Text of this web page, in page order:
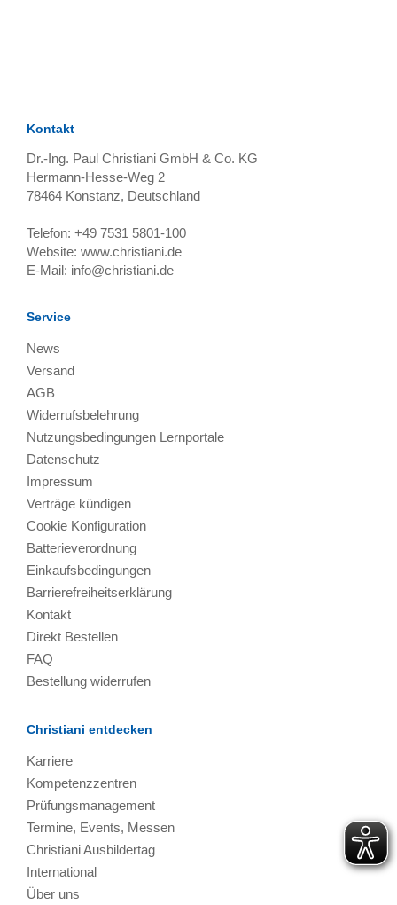
Kontakt
Dr.-Ing. Paul Christiani GmbH & Co. KG
Hermann-Hesse-Weg 2
78464 Konstanz, Deutschland
Telefon: +49 7531 5801-100
Website: www.christiani.de
E-Mail: info@christiani.de
Service
News
Versand
AGB
Widerrufsbelehrung
Nutzungsbedingungen Lernportale
Datenschutz
Impressum
Verträge kündigen
Cookie Konfiguration
Batterieverordnung
Einkaufsbedingungen
Barrierefreiheitserklärung
Kontakt
Direkt Bestellen
FAQ
Bestellung widerrufen
Christiani entdecken
Karriere
Kompetenzzentren
Prüfungsmanagement
Termine, Events, Messen
Christiani Ausbildertag
International
Über uns